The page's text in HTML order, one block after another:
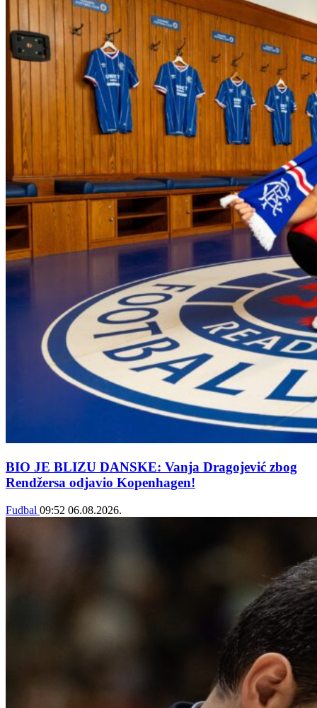
BIO JE BLIZU DANSKE: Vanja Dragojević zbog
Rendžersa odjavio Kopenhagen!
Fudbal 09:52 06.08.2026.